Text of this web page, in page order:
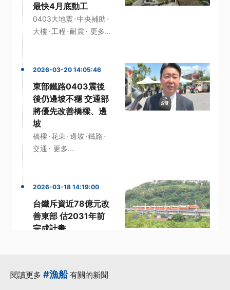
最快4月底動工
0403大地震·中央補助 ·
大樓· 工程 · 耐震· 更多...
2026-03-20 14:05:46
東部鐵路0403震後
後仍邊坡不穩 交通部
將優先改善橋樑、邊
坡
橋樑·花東 ·邊坡 ·鐵路 ·
交通 · 更多...
2026-03-18 14:19:00
台鐵斥資近78億元改
善東部 估2031年前
完成計畫
閱讀更多 #漁船有關的新聞